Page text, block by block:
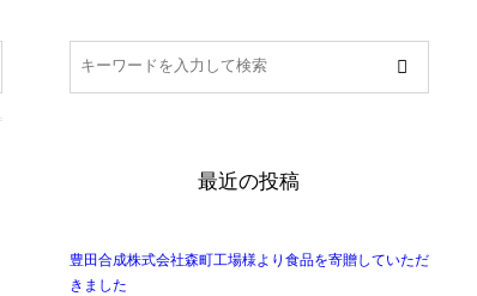
最近の投稿
豊田合成株式会社森町工場様より食品を寄贈していただ
きました